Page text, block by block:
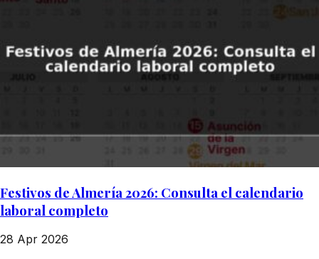
Festivos de Almería 2026: Consulta el calendario
laboral completo
28 Apr 2026